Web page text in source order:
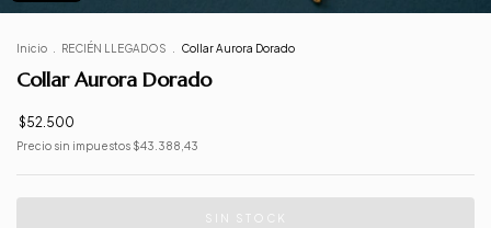
Inicio RECIÉN LLEGADOS Collar Aurora Dorado
Collar Aurora Dorado
$52.500
Precio sin impuestos $43.388,43